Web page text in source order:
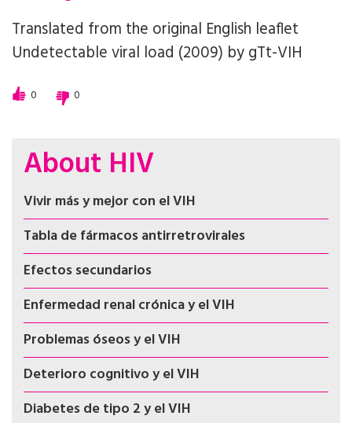
Translated from the original English leaflet
Undetectable viral load (2009) bygTt-VIH
0 0
About HIV
Vivir más y mejor con el VIH
Tabla de fármacos antirretrovirales
Efectos secundarios
Enfermedad renal crónica y el VIH
Problemas óseos y el VIH
Deterioro cognitivo y el VIH
Diabetes de tipo 2 y el VIH